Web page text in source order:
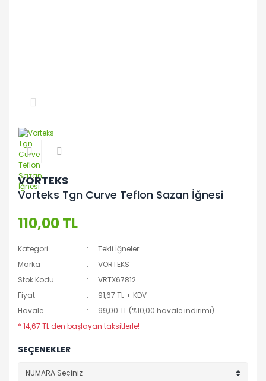
VORTEKS
Vorteks Tgn Curve Teflon Sazan İğnesi
110,00 TL
Kategori
Tekli İğneler
Marka
VORTEKS
Stok Kodu
VRTX67812
Fiyat
91,67 TL + KDV
Havale
99,00 TL (%10,00 havale indirimi)
* 14,67 TL den başlayan taksitlerle!
SEÇENEKLER